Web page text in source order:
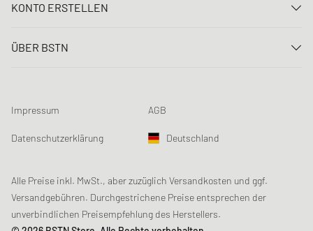
FAQ
Loyalty Program
Produktsicherheit
KONTO ERSTELLEN
Registrieren
Newsletter-Registrierung
Datenerfassung
ÜBER BSTN
Chronicles
Sustainability
Studentenrabatt: Unidays
Studentenrabatt: Studentbeans
Studentenrabatt: EDiU
Impressum AGB
Datenschutzerklärung Deutschland
Alle Preise inkl. MwSt., aber zuzüglich Versandkosten und ggf.
Versandgebühren. Durchgestrichene Preise entsprechen der
unverbindlichen Preisempfehlung des Herstellers.